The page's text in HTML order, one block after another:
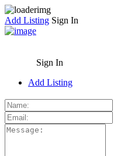
Add Listing Sign In
Sign In
Add Listing